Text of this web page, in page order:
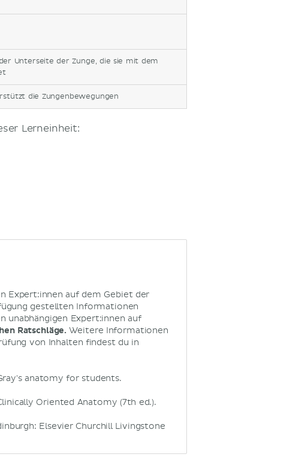
Unterseite der Zunge, die sie mit dem
die Zungenbewegungen
Lerneinheit:
Expert:innen auf dem Gebiet der
gestellten Informationen
unabhängigen Expert:innen auf
Ratschläge. Weitere Informationen
von Inhalten findest du in
anatomy for students.
Oriented Anatomy (7th ed.).
Elsevier Churchill Livingstone